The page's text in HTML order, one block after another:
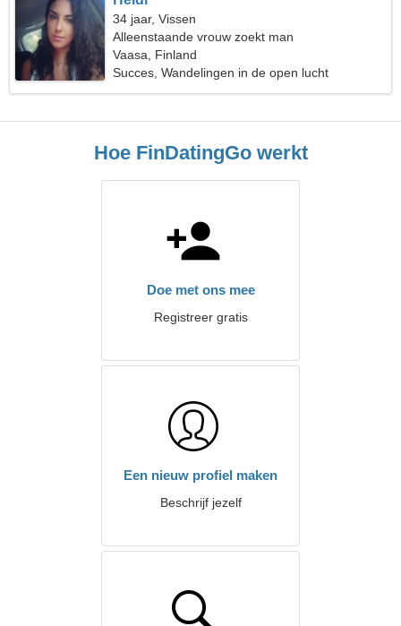
34 jaar, Vissen
Alleenstaande vrouw zoekt man
Vaasa, Finland
Succes, Wandelingen in de open lucht
Hoe FinDatingGo werkt
Doe met ons mee
Registreer gratis
Een nieuw profiel maken
Beschrijf jezelf